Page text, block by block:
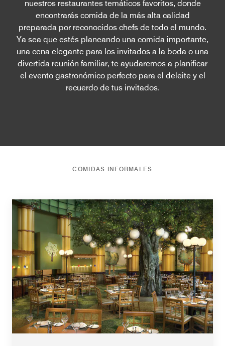
nuestros restaurantes temáticos favoritos, donde
encontrarás comida de la más alta calidad
preparada por reconocidos chefs de todo el mundo.
Ya sea que estés planeando una comida importante,
una cena elegante para los invitados a la boda o una
divertida reunión familiar, te ayudaremos a planificar
el evento gastronómico perfecto para el deleite y el
recuerdo de tus invitados.
COMIDAS INFORMALES